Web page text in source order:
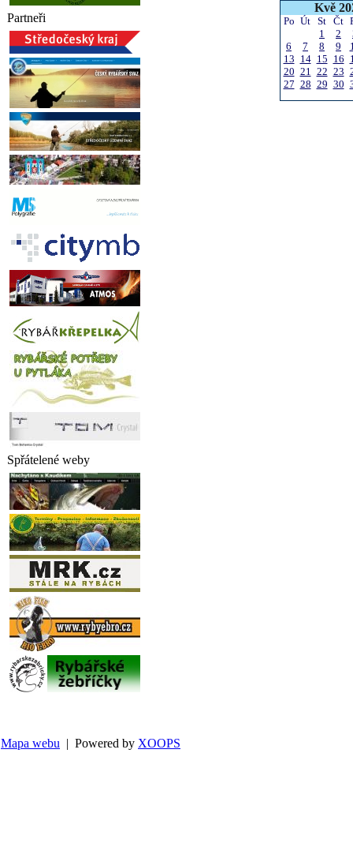
Partneři
Spřátelené weby
Kvě
Po Út St Čt
1
2
6
7 8 9
13 14 15 16
20 21 22 23
27 28 29 30
Mapa webu | Powered by XOOPS